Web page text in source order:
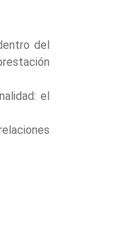
del
el